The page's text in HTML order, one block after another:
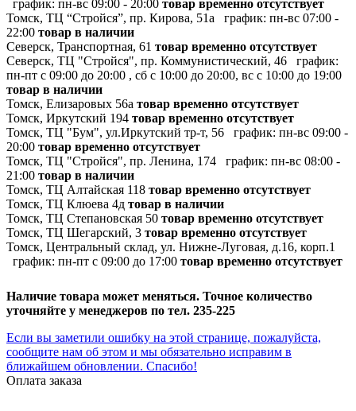
график: пн-вс 09:00 - 20:00 товар временно отсутствует
Томск, ТЦ “Стройся”, пр. Кирова, 51а
график: пн-вс 07:00 -
22:00 товар в наличии
Северск, Транспортная, 61 товар временно отсутствует
Северск, ТЦ "Стройся", пр. Коммунистический, 46
график:
пн-пт с 09:00 до 20:00 , сб с 10:00 до 20:00, вс с 10:00 до 19:00
товар в наличии
Томск, Елизаровых 56а товар временно отсутствует
Томск, Иркутский 194 товар временно отсутствует
Томск, ТЦ "Бум", ул.Иркутский тр-т, 56
график: пн-вс 09:00 -
20:00 товар временно отсутствует
Томск, ТЦ "Стройся", пр. Ленина, 174
график: пн-вс 08:00 -
21:00 товар в наличии
Томск, ТЦ Алтайская 118 товар временно отсутствует
Томск, ТЦ Клюева 4д товар в наличии
Томск, ТЦ Степановская 50 товар временно отсутствует
Томск, ТЦ Шегарский, 3 товар временно отсутствует
Томск, Центральный склад, ул. Нижне-Луговая, д.16, корп.1
график: пн-пт с 09:00 до 17:00 товар временно отсутствует
Наличие товара может меняться. Точное количество
уточняйте у менеджеров по тел. 235-225
Если вы заметили ошибку на этой странице, пожалуйста,
сообщите нам об этом и мы обязательно исправим в
ближайшем обновлении. Спасибо!
Оплата заказа